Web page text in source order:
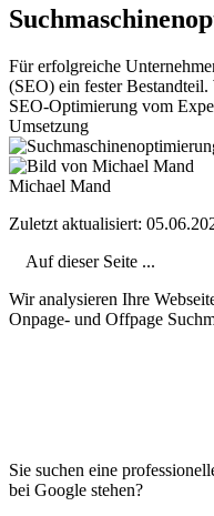
Für erfolgreiche
(SEO) ein fester
SEO-Optimierung vom
Umsetzung
Michael Mand
Zuletzt aktualisiert:
Auf dieser Seite ...
Wir analysieren Ihre
Onpage- und Offpage
Sie suchen eine
bei Google stehen?